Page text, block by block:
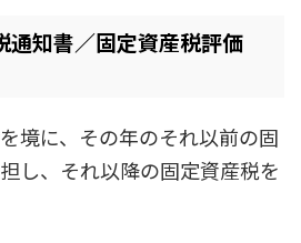
通知書／固定資産税評価
境に、その年のそれ以前の固
し、それ以降の固定資産税を